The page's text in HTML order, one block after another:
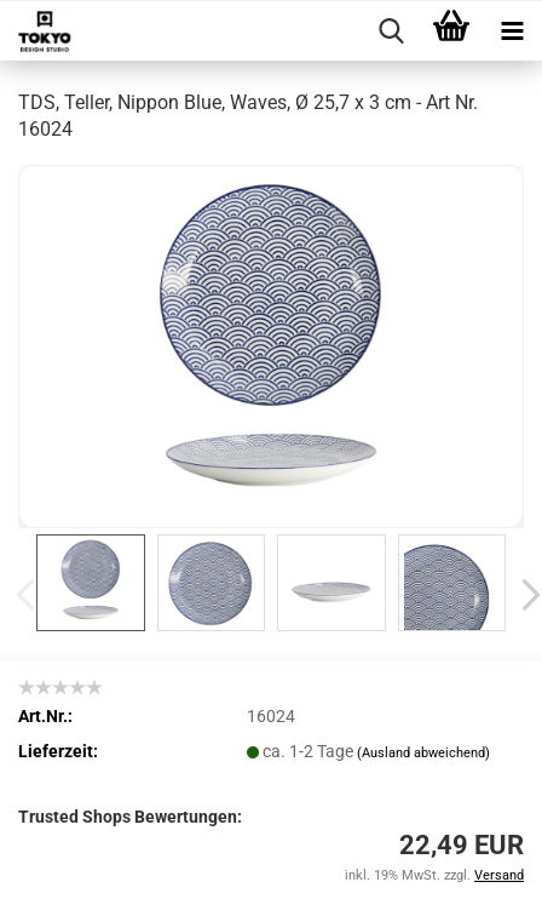
TDS, Teller, Nippon Blue, Waves, Ø 25,7 x 3 cm - Art Nr.
16024
Art.Nr.:
16024
Lieferzeit:
ca. 1-2 Tage(Ausland abweichend)
Trusted Shops Bewertungen:
22,49 EUR
inkl. 19% MwSt. zzgl. Versand